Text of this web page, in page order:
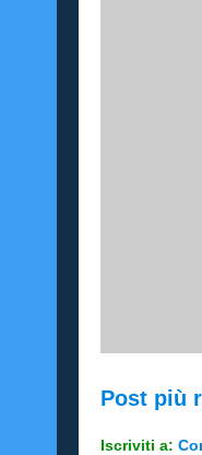
Post più
Iscriviti a: